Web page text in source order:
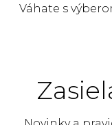
Váhate s